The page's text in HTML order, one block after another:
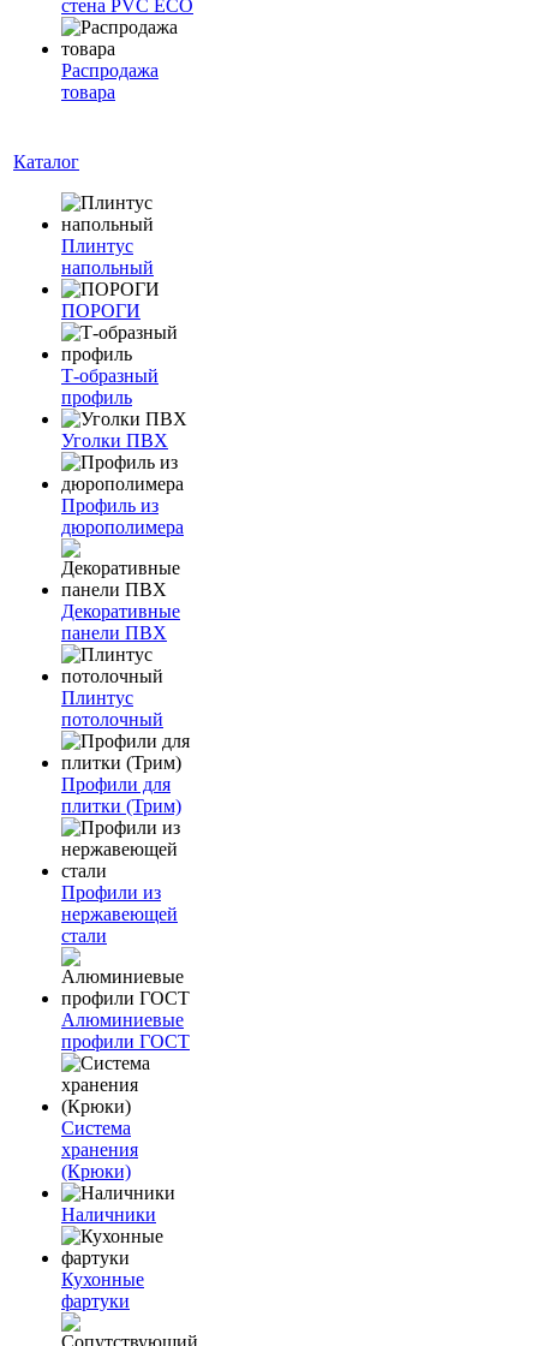
стена PVC ECO
Распродажа
товара
Каталог
Плинтус
напольный
ПОРОГИ
Т-образный
профиль
Уголки ПВХ
Профиль из
дюрополимера
Декоративные
панели ПВХ
Плинтус
потолочный
Профили для
плитки (Трим)
Профили из
нержавеющей
стали
Алюминиевые
профили ГОСТ
Система
хранения
(Крюки)
Наличники
Кухонные
фартуки